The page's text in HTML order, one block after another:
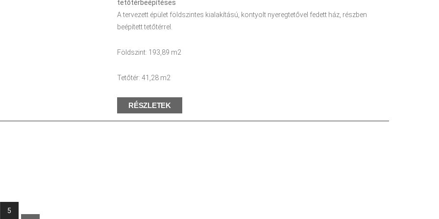
tetőtérbeépítéses
A tervezett épület földszintes kialakítású, kontyolt nyeregtetővel fedett ház, részben
beépített tetőtérrel.
Földszint: 193,89 m2
Tetőtér: 41,28 m2
RÉSZLETEK
5